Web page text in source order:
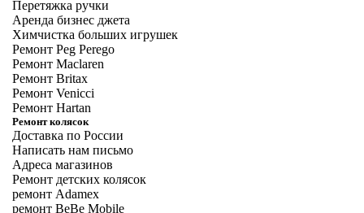
Перетяжка ручки
Аренда бизнес джета
Химчистка больших игрушек
Ремонт Peg Perego
Ремонт Maclaren
Ремонт Britax
Ремонт Venicci
Ремонт Hartan
Ремонт колясок
Доставка по России
Написать нам письмо
Адреса магазинов
Ремонт детских колясок
ремонт Adamex
ремонт BeBe Mobile